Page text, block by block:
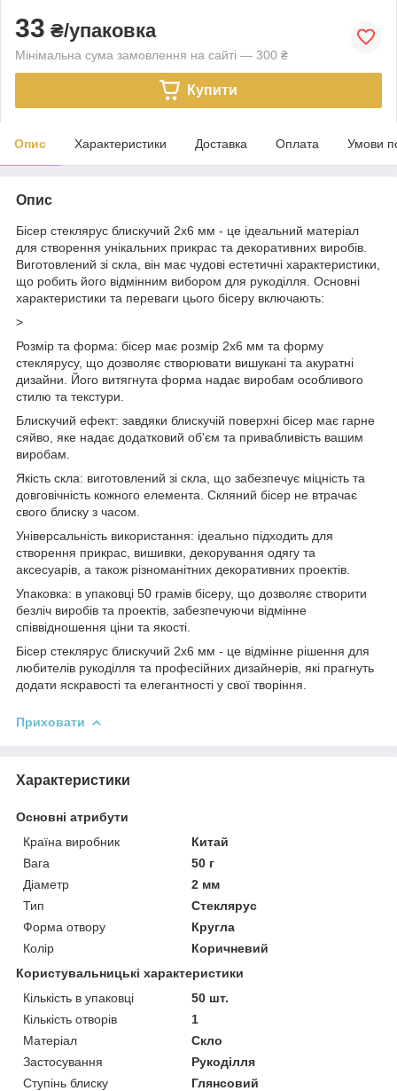
33 ₴/упаковка
Мінімальна сума замовлення на сайті — 300 ₴
Купити
Опис Характеристики Доставка Оплата Умови
Опис
Бісер стеклярус блискучий 2х6 мм - це ідеальний матеріал
для створення унікальних прикрас та декоративних виробів.
Виготовлений зі скла, він має чудові естетичні характеристики,
що робить його відмінним вибором для рукоділля. Основні
характеристики та переваги цього бісеру включають:
>
Розмір та форма: бісер має розмір 2х6 мм та форму
стеклярусу, що дозволяє створювати вишукані та акуратні
дизайни. Його витягнута форма надає виробам особливого
стилю та текстури.
Блискучий ефект: завдяки блискучій поверхні бісер має гарне
сяйво, яке надає додатковий об'єм та привабливість вашим
виробам.
Якість скла: виготовлений зі скла, що забезпечує міцність та
довговічність кожного елемента. Скляний бісер не втрачає
свого блиску з часом.
Універсальність використання: ідеально підходить для
створення прикрас, вишивки, декорування одягу та
аксесуарів, а також різноманітних декоративних проектів.
Упаковка: в упаковці 50 грамів бісеру, що дозволяє створити
безліч виробів та проектів, забезпечуючи відмінне
співвідношення ціни та якості.
Бісер стеклярус блискучий 2х6 мм - це відмінне рішення для
любителів рукоділля та професійних дизайнерів, які прагнуть
додати яскравості та елегантності у свої творіння.
Приховати
Характеристики
Основні атрибути
Країна виробник
Китай
Вага
50 г
Діаметр
2 мм
Тип
Стеклярус
Форма отвору
Кругла
Колір
Коричневий
Користувальницькі характеристики
Кількість в упаковці
50 шт.
Кількість отворів
1
Матеріал
Скло
Застосування
Рукоділля
Ступінь блиску
Глянсовий